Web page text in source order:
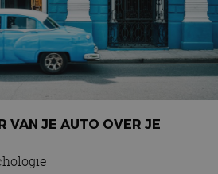
VAN JE AUTO OVER JE